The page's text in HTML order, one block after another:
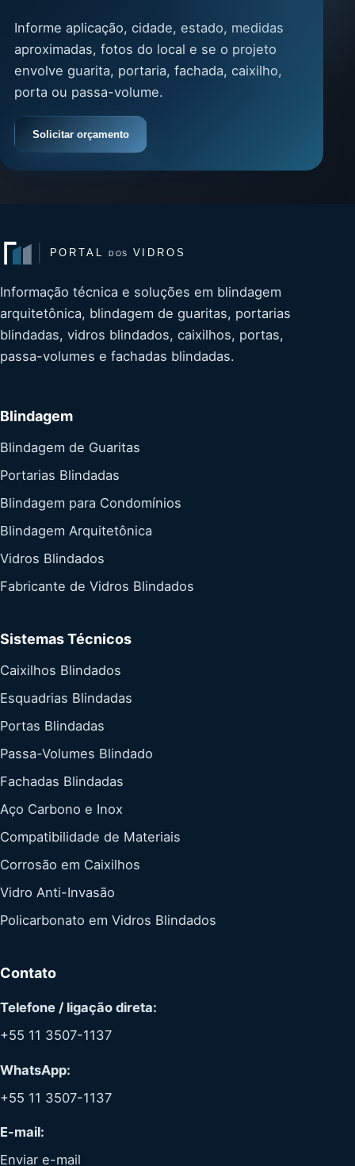
Informe aplicação, cidade, estado, medidas
aproximadas, fotos do local e se o projeto
envolve guarita, portaria, fachada, caixilho,
porta ou passa-volume.
Solicitar orçamento
Informação técnica e soluções em blindagem
arquitetônica, blindagem de guaritas, portarias
blindadas, vidros blindados, caixilhos, portas,
passa-volumes e fachadas blindadas.
Blindagem
Blindagem de Guaritas
Portarias Blindadas
Blindagem para Condomínios
Blindagem Arquitetônica
Vidros Blindados
Fabricante de Vidros Blindados
Sistemas Técnicos
Caixilhos Blindados
Esquadrias Blindadas
Portas Blindadas
Passa-Volumes Blindado
Fachadas Blindadas
Aço Carbono e Inox
Compatibilidade de Materiais
Corrosão em Caixilhos
Vidro Anti-Invasão
Policarbonato em Vidros Blindados
Contato
Telefone / ligação direta:
+55 11 3507-1137
WhatsApp:
+55 11 3507-1137
E-mail:
Enviar e-mail